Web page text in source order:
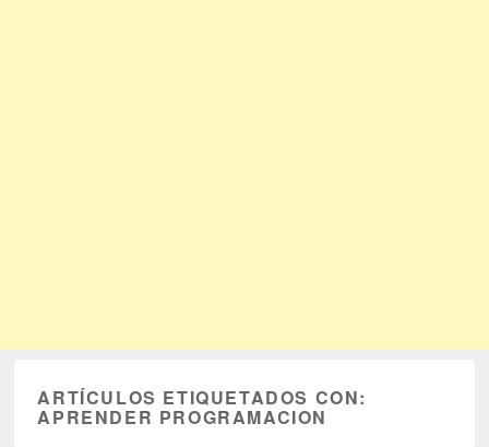
ARTÍCULOS ETIQUETADOS CON:
APRENDER PROGRAMACION